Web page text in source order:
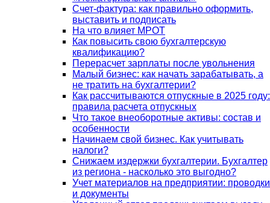
Счет-фактура: как правильно оформить,
выставить и подписать
На что влияет МРОТ
Как повысить свою бухгалтерскую
квалификацию?
Перерасчет зарплаты после увольнения
Малый бизнес: как начать зарабатывать, а
не тратить на бухгалтерии?
Как рассчитываются отпускные в 2025 году:
правила расчета отпускных
Что такое внеоборотные активы: состав и
особенности
Начинаем свой бизнес. Как учитывать
налоги?
Снижаем издержки бухгалтерии. Бухгалтер
из региона - насколько это выгодно?
Учет материалов на предприятии: проводки
и документы